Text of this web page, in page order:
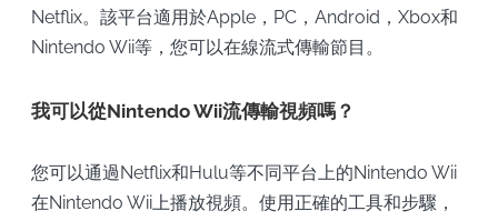
Netflix。該平台適用於Apple，PC，Android，Xbox和
Nintendo Wii等，您可以在線流式傳輸節目。
我可以從Nintendo Wii流傳輸視頻嗎？
您可以通過Netflix和Hulu等不同平台上的Nintendo Wii
在Nintendo Wii上播放視頻。使用正確的工具和步驟，